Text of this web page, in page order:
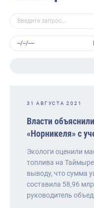
31 АВГУСТА 2021
Власти
«Норникеля» с
Экологи оценили
топлива на
выводу, что сумма
составила 58,96
руководитель